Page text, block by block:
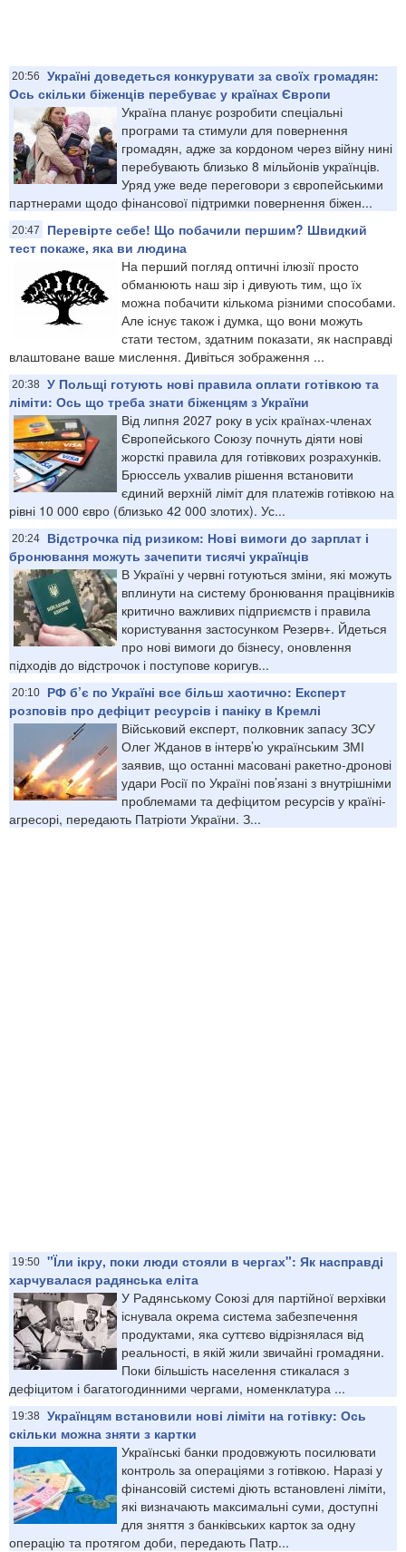
20:56
Україні доведеться конкурувати за своїх громадян:
Ось скільки біженців перебуває у країнах Європи
Україна планує розробити спеціальні
програми та стимули для повернення
громадян, адже за кордоном через війну нині
перебувають близько 8 мільйонів українців.
Уряд уже веде переговори з європейськими
партнерами щодо фінансової підтримки повернення біжен...
20:47
Перевірте себе! Що побачили першим? Швидкий
тест покаже, яка ви людина
На перший погляд оптичні ілюзії просто
обманюють наш зір і дивують тим, що їх
можна побачити кількома різними способами.
Але існує також і думка, що вони можуть
стати тестом, здатним показати, як насправді
влаштоване ваше мислення. Дивіться зображення ...
20:38 У Польщі готують нові правила оплати готівкою та
ліміти: Ось що треба знати біженцям з України
Від липня 2027 року в усіх країнах-членах
Європейського Союзу почнуть діяти нові
жорсткі правила для готівкових розрахунків.
Брюссель ухвалив рішення встановити
єдиний верхній ліміт для платежів готівкою на
рівні 10 000 євро (близько 42 000 злотих). Ус...
20:24
Відстрочка під ризиком: Нові вимоги до зарплат і
бронювання можуть зачепити тисячі українців
В Україні у червні готуються зміни, які можуть
вплинути на систему бронювання працівників
критично важливих підприємств і правила
користування застосунком Резерв+. Йдеться
про нові вимоги до бізнесу, оновлення
підходів до відстрочок і поступове коригув...
20:10
РФ б’є по Україні все більш хаотично: Експерт
розповів про дефіцит ресурсів і паніку в Кремлі
Військовий експерт, полковник запасу ЗСУ
Олег Жданов в інтерв’ю українським ЗМІ
заявив, що останні масовані ракетно-дронові
удари Росії по Україні пов’язані з внутрішніми
проблемами та дефіцитом ресурсів у країні-
агресорі, передають Патріоти України. З...
19:50 "Їли ікру, поки люди стояли в чергах": Як насправді
харчувалася радянська еліта
У Радянському Союзі для партійної верхівки
існувала окрема система забезпечення
продуктами, яка суттєво відрізнялася від
реальності, в якій жили звичайні громадяни.
Поки більшість населення стикалася з
дефіцитом і багатогодинними чергами, номенклатура ...
19:38 Українцям встановили нові ліміти на готівку: Ось
скільки можна зняти з картки
Українські банки продовжують посилювати
контроль за операціями з готівкою. Наразі у
фінансовій системі діють встановлені ліміти,
які визначають максимальні суми, доступні
для зняття з банківських карток за одну
операцію та протягом доби, передають Патр...